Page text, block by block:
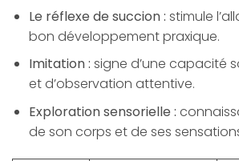
Le réflexe de succion : stimule
bon développement praxique.
Imitation : signe d’une capacité
et d’observation attentive.
Exploration sensorielle :
de son corps et de ses